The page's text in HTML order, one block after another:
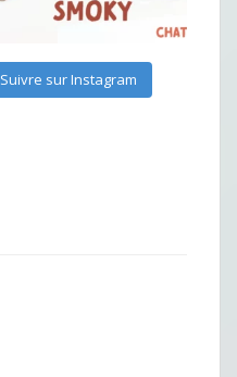
Suivre sur Instagram